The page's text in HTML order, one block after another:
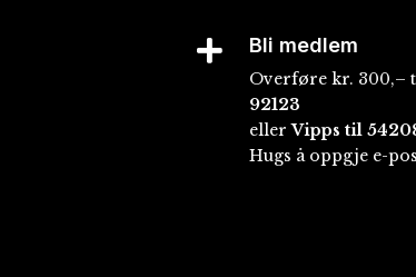
 Bli medlem
Overføre kr. 300,–
92123
ellerVipps til
Hugs å oppgje e-